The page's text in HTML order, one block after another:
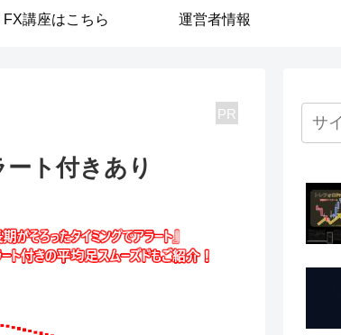
FX講座はこちら 運営者情報
PR
ト付きあり